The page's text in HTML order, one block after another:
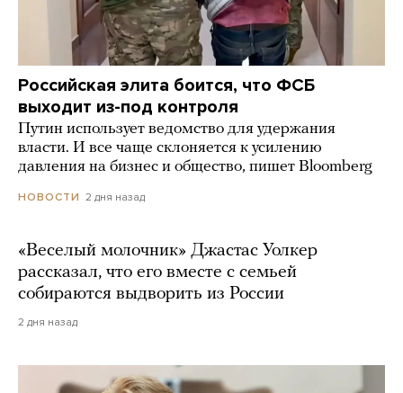
Российская элита боится, что ФСБ
выходит из-под контроля
Путин использует ведомство для удержания
власти. И все чаще склоняется к усилению
давления на бизнес и общество, пишет Bloomberg
НОВОСТИ 2 дня назад
«Веселый молочник» Джастас Уолкер
рассказал, что его вместе с семьей
собираются выдворить из России
2 дня назад